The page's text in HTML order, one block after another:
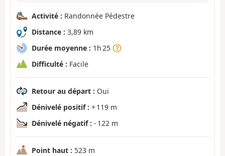
Activité : Randonnée Pédestre
Distance : 3,89 km
Durée moyenne : 1h 25
Difficulté : Facile
Retour au départ : Oui
Dénivelé positif : + 119 m
Dénivelé négatif : - 122 m
Point haut : 523 m